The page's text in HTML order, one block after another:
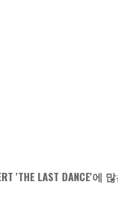
'THE LAST DANCE'